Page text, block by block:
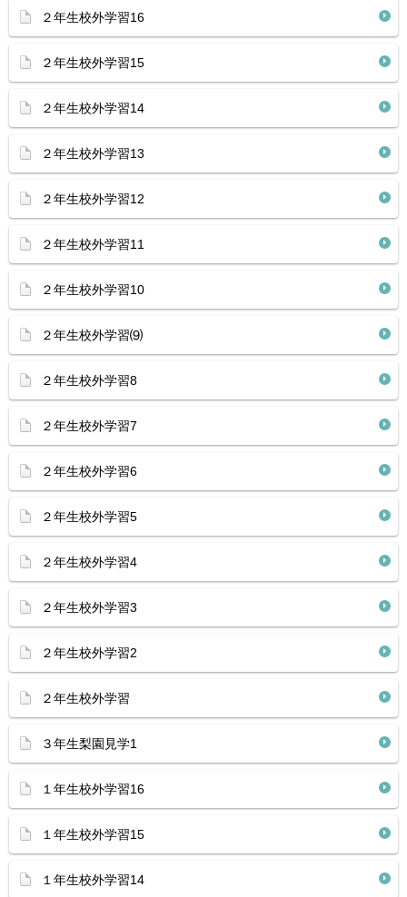
２年生校外学習16
２年生校外学習15
２年生校外学習14
２年生校外学習13
２年生校外学習12
２年生校外学習11
２年生校外学習10
２年生校外学習⑼
２年生校外学習8
２年生校外学習7
２年生校外学習6
２年生校外学習5
２年生校外学習4
２年生校外学習3
２年生校外学習2
２年生校外学習
３年生梨園見学1
１年生校外学習16
１年生校外学習15
１年生校外学習14